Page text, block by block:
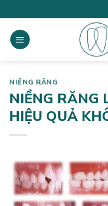
to
content
NIỀNG RĂNG
NIỀNG RĂNG
HIỆU QUẢ